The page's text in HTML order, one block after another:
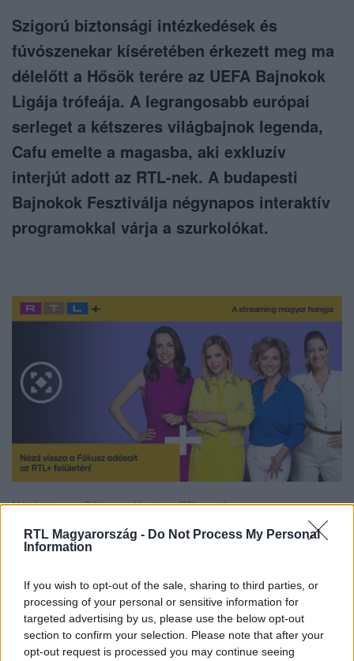
RTL Magyarország - Do Not Process My Personal
Information
If you wish to opt-out of the sale, sharing to third parties, or
processing of your personal or sensitive information for
targeted advertising by us, please use the below opt-out
section to confirm your selection. Please note that after your
opt-out request is processed you may continue seeing
Szigorú biztonsági intézkedések és
fúvószenekar kíséretében érkezett meg ma
délelőtt a Hősök terére az UEFA Bajnokok
Ligája trófeája. A legrangosabb európai
serleget a kétszeres világbajnok legenda,
Cafu emelte a magasba, aki exkluzív
interjút adott az RTL-nek. A budapesti
Bajnokok Fesztiválja négynapos interaktív
programokkal várja a szurkolókat.
Nézd vissza a Fókusz adásait az RTL+-on!
legyen a Google-találatokban!